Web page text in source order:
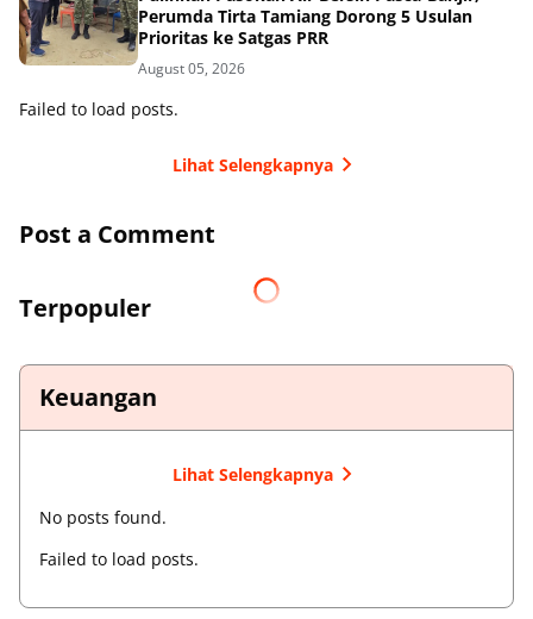
Perumda Tirta Tamiang Dorong 5 Usulan
Prioritas ke Satgas PRR
August 05, 2026
Failed to load posts.
Lihat Selengkapnya
Post a Comment
Terpopuler
Keuangan
Lihat Selengkapnya
No posts found.
Failed to load posts.